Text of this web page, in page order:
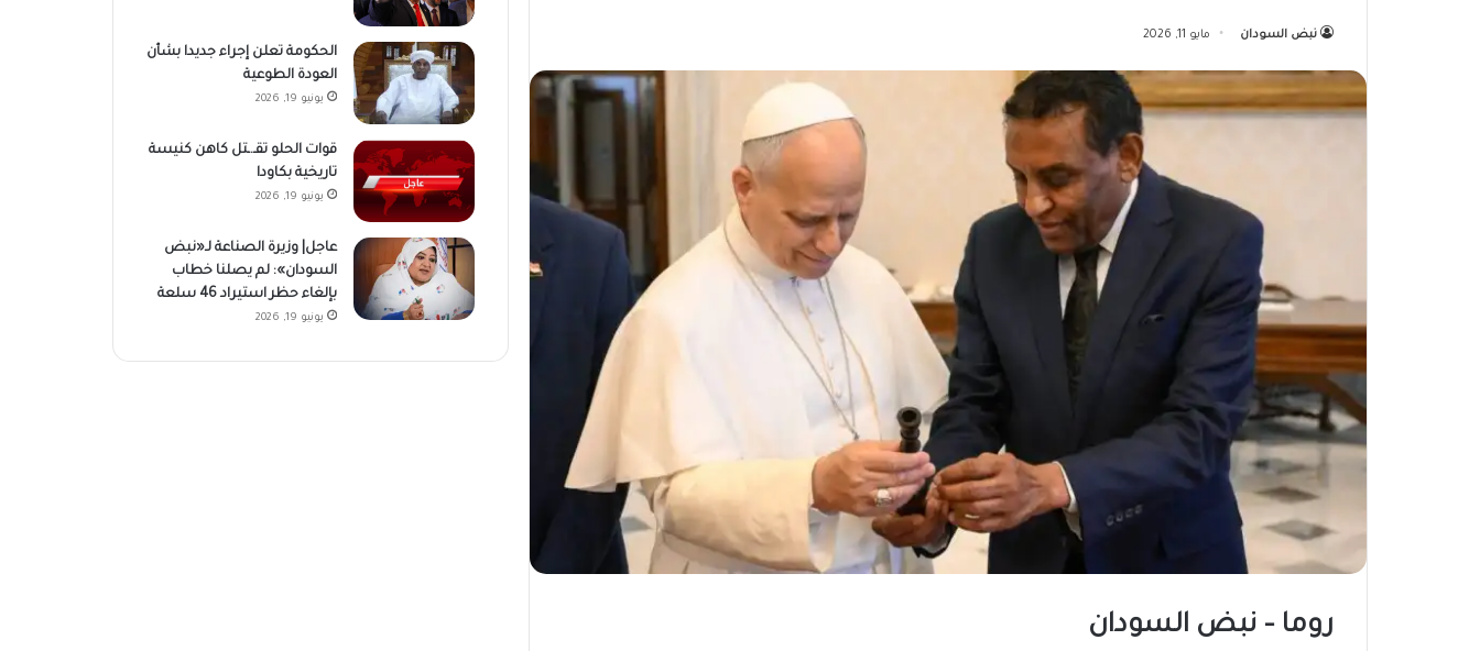
نبض السودان مايو 11, 2026
روما – نبض السودان
الحكومة تعلن إجراء جديدا بشأن
العودة الطوعية
يونيو 19, 2026
قوات الحلو تقـ.ـتل كاهن كنيسة
تاريخية بكاودا
يونيو 19, 2026
عاجل| وزيرة الصناعة لـ«نبض
السودان»: لم يصلنا خطاب
بإلغاء حظر استيراد 46 سلعة
يونيو 19, 2026